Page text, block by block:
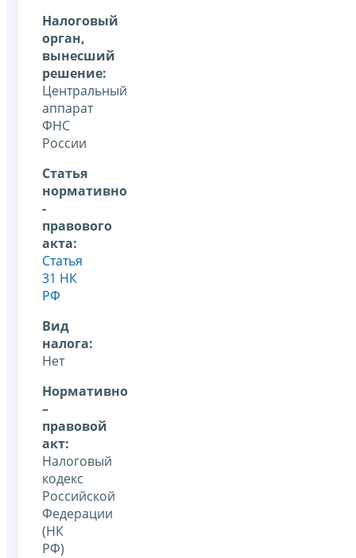
Налоговый
орган,
вынесший
решение:
Центральный
аппарат
ФНС
России
Статья
нормативно
-
правового
акта:
Статья
31 НК
РФ
Вид
налога:
Нет
Нормативно
–
правовой
акт:
Налоговый
кодекс
Российской
Федерации
(НК
РФ)